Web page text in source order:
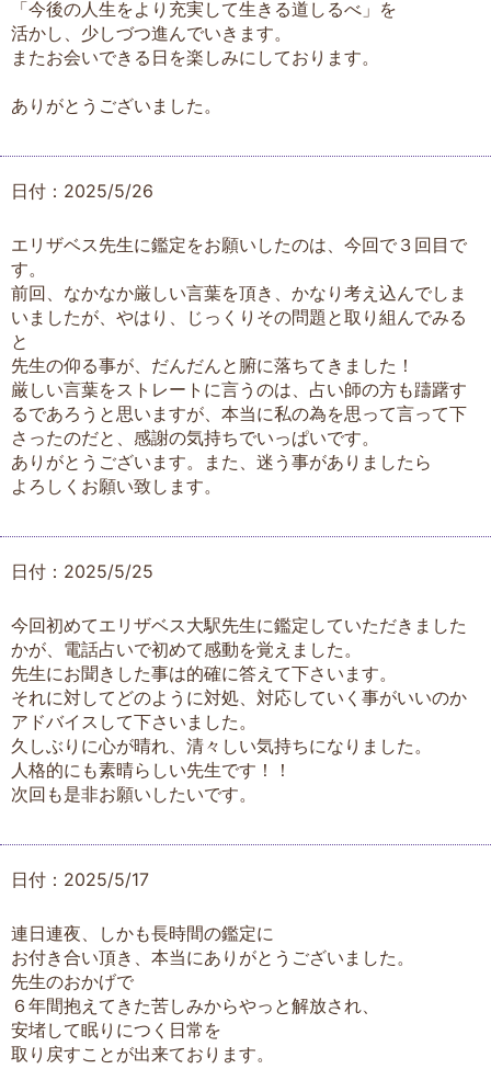
「今後の人生をより充実して生きる道しるべ」を
活かし、少しづつ進んでいきます。
またお会いできる日を楽しみにしております。
ありがとうございました。
日付：2025/5/26
エリザベス先生に鑑定をお願いしたのは、今回で３回目で
す。
前回、なかなか厳しい言葉を頂き、かなり考え込んでしま
いましたが、やはり、じっくりその問題と取り組んでみる
と
先生の仰る事が、だんだんと腑に落ちてきました！
厳しい言葉をストレートに言うのは、占い師の方も躊躇す
るであろうと思いますが、本当に私の為を思って言って下
さったのだと、感謝の気持ちでいっぱいです。
ありがとうございます。また、迷う事がありましたら
よろしくお願い致します。
日付：2025/5/25
今回初めてエリザベス大駅先生に鑑定していただきました
かが、電話占いで初めて感動を覚えました。
先生にお聞きした事は的確に答えて下さいます。
それに対してどのように対処、対応していく事がいいのか
アドバイスして下さいました。
久しぶりに心が晴れ、清々しい気持ちになりました。
人格的にも素晴らしい先生です！！
次回も是非お願いしたいです。
日付：2025/5/17
連日連夜、しかも長時間の鑑定に
お付き合い頂き、本当にありがとうございました。
先生のおかげで
６年間抱えてきた苦しみからやっと解放され、
安堵して眠りにつく日常を
取り戻すことが出来ております。